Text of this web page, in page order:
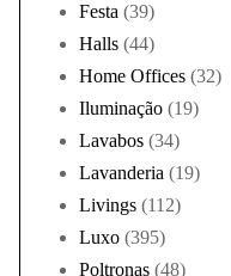
Festa (39)
Halls (44)
Home Offices (32)
Iluminação (19)
Lavabos (34)
Lavanderia (19)
Livings (112)
Luxo (395)
Poltronas (48)